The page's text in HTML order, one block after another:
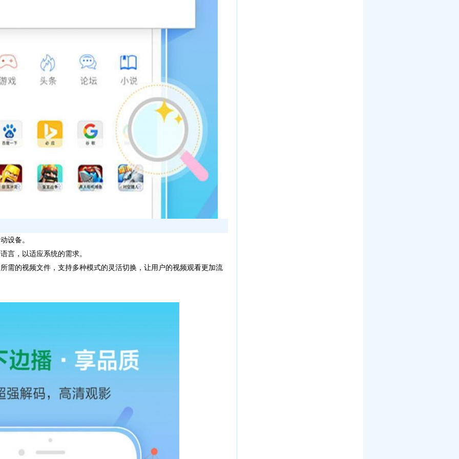
设备。
言，以适应系统的需求。
需的视频文件，支持多种模式的灵活切换，让用户的视频观看更加流